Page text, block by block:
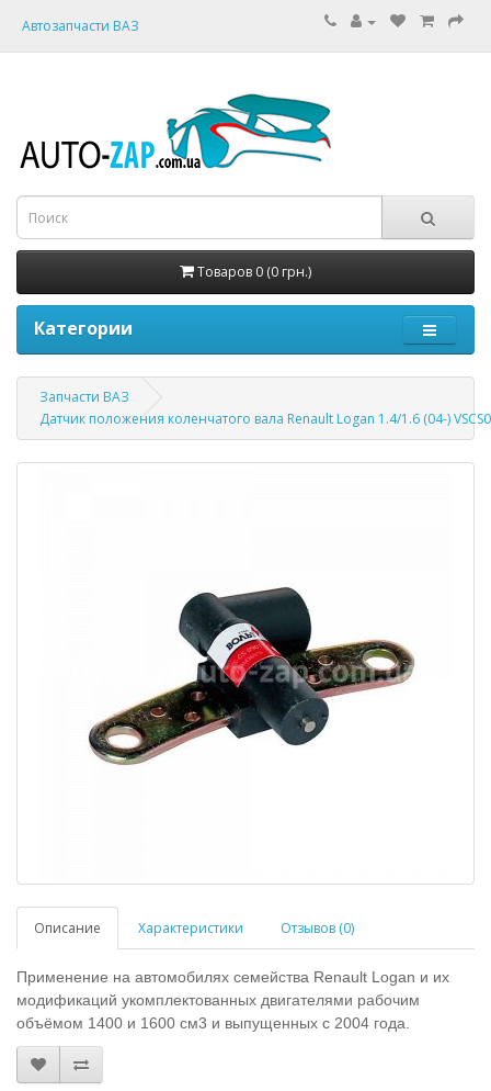
Автозапчасти ВАЗ
Товаров 0 (0 грн.)
Категории
Запчасти ВАЗ
Датчик положения коленчатого вала Renault Logan 1.4/1.6 (04-)
Описание Характеристики Отзывов (0)
Применение на автомобилях семейства Renault Logan и их
модификаций укомплектованных двигателями рабочим
объёмом 1400 и 1600 см3 и выпущенных с 2004 года.